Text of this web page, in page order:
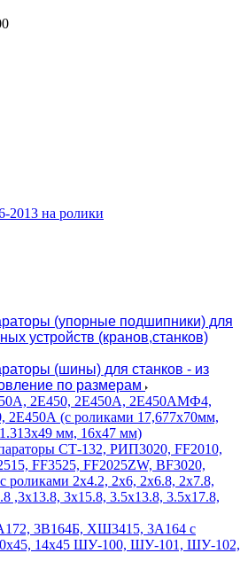
2013 на ролики
(упорные подшипники) для
устройств (кранов,станков)
(шины) для станков - из
по размерам
2Е450, 2Е450А, 2Е450АМФ4,
2Е450А (с роликами 17,677х70мм,
мм, 16х47 мм)
СТ-132, РИП3020, FF2010,
FF3525, FF2025ZW, BF3020,
2х4.2, 2х6, 2х6.8, 2х7.8,
,3х13.8, 3х15.8, 3.5х13.8, 3.5х17.8,
3В164Б, ХШ3415, 3А164 с
14х45 ШУ-100, ШУ-101, ШУ-102,